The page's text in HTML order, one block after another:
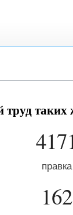
правка
162